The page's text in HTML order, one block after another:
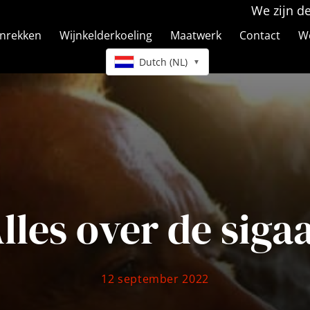
We zijn
Wijnkelderkoeling Maatwerk Contact
Dutch (NL) ▼
over de